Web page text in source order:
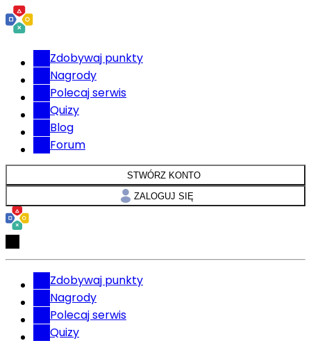
Zdobywaj punkty
Nagrody
Polecaj serwis
Quizy
Blog
Forum
STWÓRZ KONTO
ZALOGUJ SIĘ
Zdobywaj punkty
Nagrody
Polecaj serwis
Quizy